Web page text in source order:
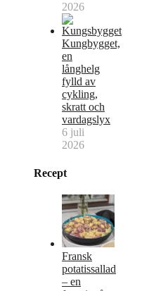
2026
Kungbygget,
en
långhelg
fylld av
cykling,
skratt och
vardagslyx
6 juli
2026
Recept
Fransk
potatissallad
– en